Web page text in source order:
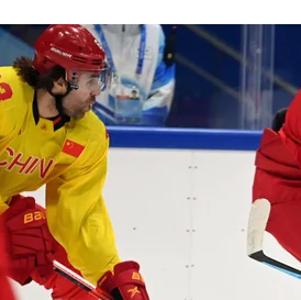
berlin
nord
wahrheit
verlag
verlag
veranstaltungen